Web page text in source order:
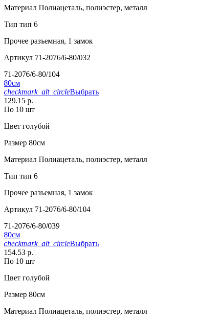
Материал Полиацеталь, полиэстер, металл
Тип тип 6
Прочее разъемная, 1 замок
Артикул 71-2076/6-80/032
71-2076/6-80/104
80см
checkmark_alt_circleВыбрать
129.15 р.
По 10 шт
Цвет голубой
Размер 80см
Материал Полиацеталь, полиэстер, металл
Тип тип 6
Прочее разъемная, 1 замок
Артикул 71-2076/6-80/104
71-2076/6-80/039
80см
checkmark_alt_circleВыбрать
154.53 р.
По 10 шт
Цвет голубой
Размер 80см
Материал Полиацеталь, полиэстер, металл